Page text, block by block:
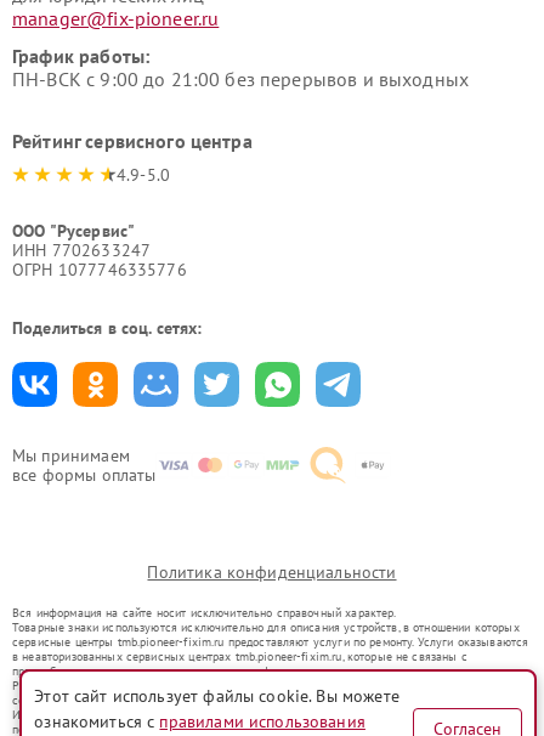
Мы принимаем
все формы оплаты
manager@fix-pioneer.ru
График работы:
ПН-ВСК с 9:00 до 21:00 без перерывов и выходных
Рейтинг сервисного центра
4.9-5.0
ООО "Русервис"
ИНН 7702633247
ОГРН 1077746335776
Поделиться в соц. сетях:
Политика конфиденциальности
Вся информация на сайте носит исключительно справочный характер.
Товарные знаки используются исключительно для описания устройств, в отношении которых
сервисные центры tmb.pioneer-fixim.ru предоставляют услуги по ремонту. Услуги оказываются
в неавторизованных сервисных центрах tmb.pioneer-fixim.ru, которые не связаны с
правообладателями товарных знаков или их официальными представителями.
Ремонт осуществляется для устройств, уже введенных в гражданский оборот в соответствии
со статьей 1487 ГК РФ.
Использование товарных знаков не преследует цели индивидуализации услуг или введения
потребителей в заблуждение, а служит для информирования о предоставляемых услугах по
Этот сайт использует файлы cookie. Вы можете
ознакомиться с правилами использования Согласен